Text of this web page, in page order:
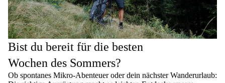
Bist du bereit für die besten
Wochen des Sommers?
Ob spontanes Mikro-Abenteuer oder dein nächster Wanderurlaub: